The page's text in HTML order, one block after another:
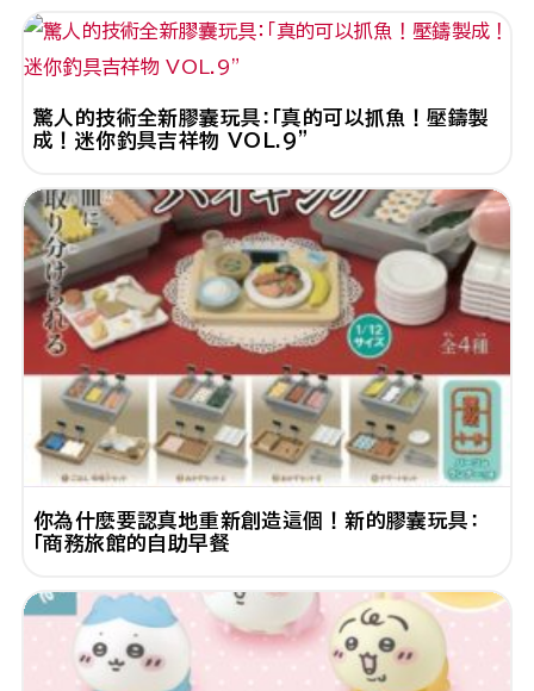
驚人的技術全新膠囊玩具：「真的可以抓魚！壓鑄製
成！迷你釣具吉祥物 VOL.9"
你為什麼要認真地重新創造這個！新的膠囊玩具：
「商務旅館的自助早餐